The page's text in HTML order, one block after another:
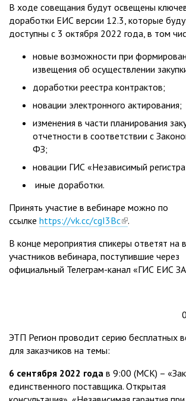
В ходе совещания будут освещены
доработки ЕИС версии 12.3, которые
доступны с 3 октября 2022 года, в том
новые возможности при
извещения об осуществлении
доработки реестра контрактов;
новации электронного актирования;
изменения в части планирования
отчетности в соответствии с
ФЗ;
новации ГИС «Независимый
иные доработки.
Принять участие в вебинаре можно по
ссылке https://vk.cc/cgI3Bc(link
external)
.
В конце мероприятия спикеры ответят на
участников вебинара, поступившие через
официальный Телеграм-канал «ГИС ЕИС
ЭТП Регион проводит серию бесплатных
для заказчиков на темы:
6 сентября 2022 года в 9:00 (МСК) –
единственного поставщика. Открытая